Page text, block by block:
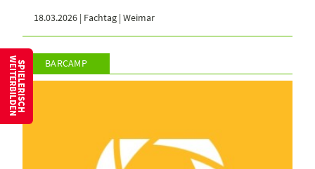
18.03.2026 | Fachtag | Weimar
BARCAMP
S
P
I
E
L
E
R
I
S
C
H
WE
I
T
E
R
B
I
L
D
E
N